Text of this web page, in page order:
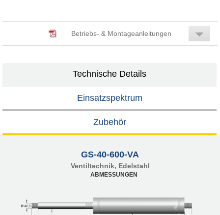
Betriebs- & Montageanleitungen
Technische Details
Einsatzspektrum
Zubehör
GS-40-600-VA
Ventiltechnik, Edelstahl
ABMESSUNGEN